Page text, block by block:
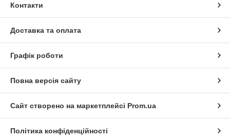
Контакти
Доставка та оплата
Графік роботи
Повна версія сайту
Сайт створено на маркетплейсі Prom.ua
Політика конфіденційності